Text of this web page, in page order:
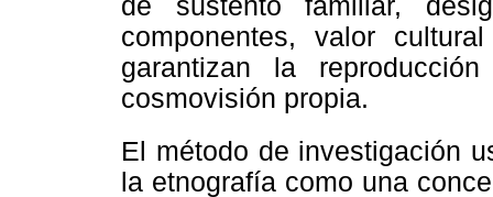
de sustento familiar,
componentes, valor
garantizan la
cosmovisión propia.
El método de investigación
la etnografía como una